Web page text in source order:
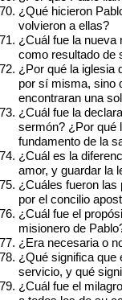
¿Qué hicieron
volvieron a ellas?
¿Cuál fue la nueva
como resultado de
¿Por qué la iglesia
por sí misma, sino
encontraran una
¿Cuál fue la
sermón? ¿Por qué
fundamento de la
¿Cuál es la
amor, y guardar la
¿Cuáles fueron las
por el concilio
¿Cuál fue el
misionero de
¿Era necesaria o
¿Qué significa que
servicio, y qué
¿Cuál fue el